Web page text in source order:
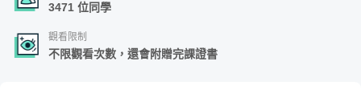
3471 位同學
觀看限制
不限觀看次數，還會附贈完課證書